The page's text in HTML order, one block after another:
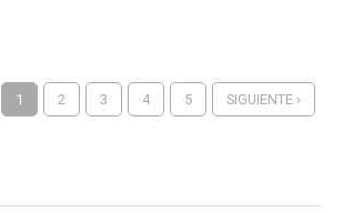
1 2 3 4 5 SIGUIENTE ›